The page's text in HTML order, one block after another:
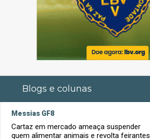
Blogs e colunas
Messias GF8
Cartaz em mercado ameaça suspender
quem alimentar animais e revolta feirantes